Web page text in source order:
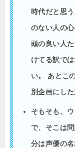
時代だと思
のない人の
頭の良い人
けてる訳で
い。 あとこ
別企画にし
そもそも、
で、そこは
分は声優の